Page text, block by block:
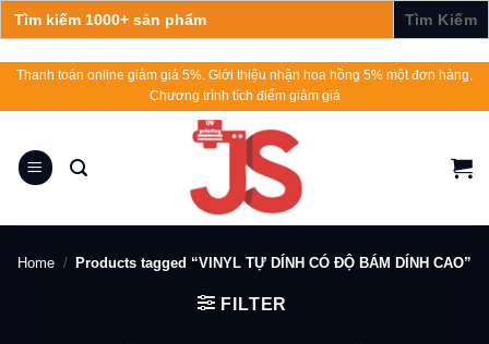
Search
for:
Skip
Thanh toán online giảm giá 5%. Giới thiệu nhận hoa hồng 5% một đơn hàng.
Chương trình tích điểm giảm giá
Home / Products tagged “VINYL TỰ DÍNH CÓ ĐỘ BÁM DÍNH CAO”
FILTER